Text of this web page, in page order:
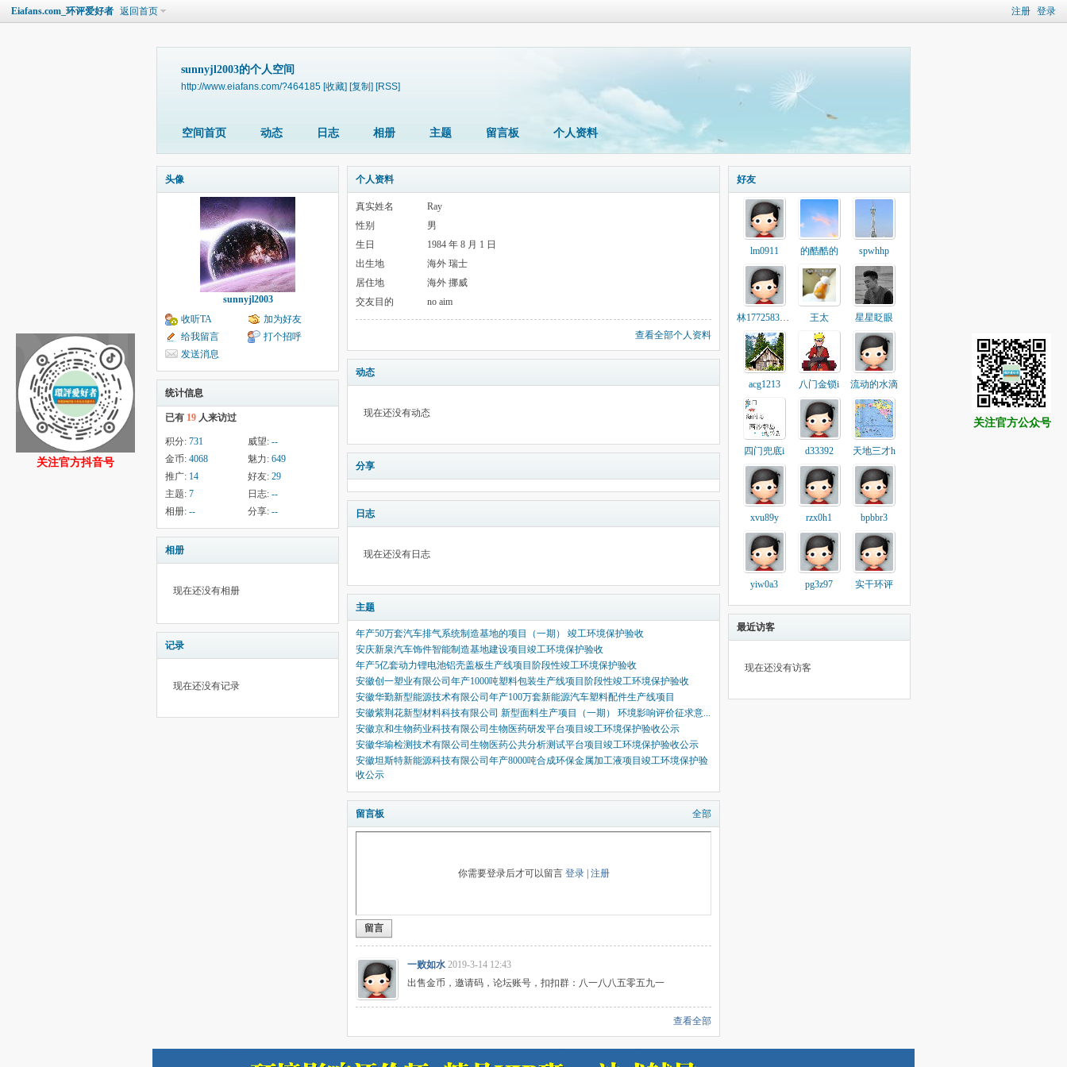
注册 登录
Eiafans.com_环评爱好者 返回首页
sunnyjl2003的个人空间
http://www.eiafans.com/?464185 [收藏] [复制] [RSS]
空间首页 动态 日志 相册 主题 留言板 个人资料
头像
sunnyjl2003
收听TA
加为好友
给我留言
打个招呼
发送消息
统计信息
已有 19 人来访过
积分: 731 威望: --
金币: 4068 魅力: 649
推广: 14 好友: 29
主题: 7 日志: --
相册: -- 分享: --
相册
现在还没有相册
记录
现在还没有记录
个人资料
真实姓名
Ray
性别
男
生日
1984 年 8 月 1 日
出生地
海外 瑞士
居住地
海外 挪威
交友目的
no aim
查看全部个人资料
动态
现在还没有动态
分享
日志
现在还没有日志
主题
年产50万套汽车排气系统制造基地的项目（一期） 竣工环境保护验收
安庆新泉汽车饰件智能制造基地建设项目竣工环境保护验收
年产5亿套动力锂电池铝壳盖板生产线项目阶段性竣工环境保护验收
安徽创一塑业有限公司年产1000吨塑料包装生产线项目阶段性竣工环境保护验收
安徽华勤新型能源技术有限公司年产100万套新能源汽车塑料配件生产线项目
安徽紫荆花新型材料科技有限公司 新型面料生产项目（一期） 环境影响评价征求意...
安徽京和生物药业科技有限公司生物医药研发平台项目竣工环境保护验收公示
安徽华瑜检测技术有限公司生物医药公共分析测试平台项目竣工环境保护验收公示
安徽坦斯特新能源科技有限公司年产8000吨合成环保金属加工液项目竣工环境保护验
收公示
留言板 全部
你需要登录后才可以留言 登录| 注册
留言
一败如水 2019-3-14 12:43
出售金币，邀请码，论坛账号，扣扣群：八一八八五零五九一
查看全部
好友
lm0911 的酷酷的 spwhhp
林17725837641 王太 星星眨眼
acg1213 八门金锁i 流动的水滴
四门兜底i d33392 天地三才h
xvu89y rzx0h1 bpbbr3
yiw0a3 pg3z97 实干环评
最近访客
现在还没有访客
关注官方公众号
关注官方抖音号